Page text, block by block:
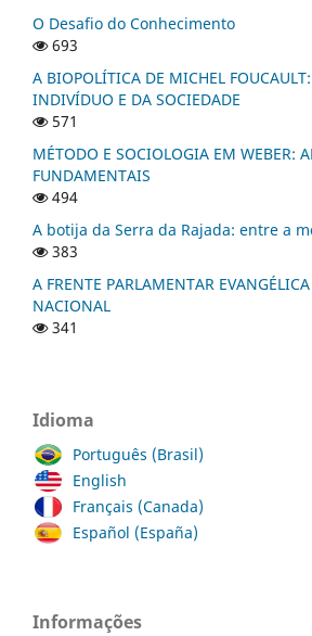
O Desafio do Conhecimento
693
A BIOPOLÍTICA DE MICHEL
INDIVÍDUO E DA SOCIEDADE
571
MÉTODO E SOCIOLOGIA EM WEBER:
FUNDAMENTAIS
494
A botija da Serra da Rajada: entre a
383
A FRENTE PARLAMENTAR
NACIONAL
341
Idioma
Português (Brasil)
English
Français (Canada)
Español (España)
Informações